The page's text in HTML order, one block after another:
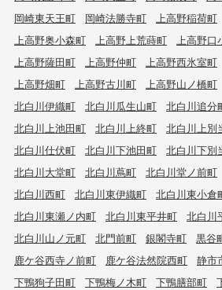
岡崎東天王町
岡崎法勝寺町 上高野稲荷町
上高野奥小森町
上高野上荒蒔町 上高野口
上高野薩田町
上高野仲町 上高野西氷室町
上高野畑町
上高野古川町 上高野山ノ橋町
北白川伊織町
北白川瓜生山町 北白川追分
北白川上池田町
北白川上終町 北白川上別
北白川仕伏町
北白川下池田町 北白川下別
北白川大堂町
北白川蔦町 北白川堂ノ前町
北白川西町
北白川東伊織町 北白川東小倉
北白川東瀬ノ内町
北白川東平井町 北白川
北白川山ノ元町
北門前町 銀閣寺町 黒谷
鹿ケ谷西寺ノ前町
鹿ケ谷法然院西町 静市
下鴨狗子田町
下鴨梅ノ木町 下鴨膳部町